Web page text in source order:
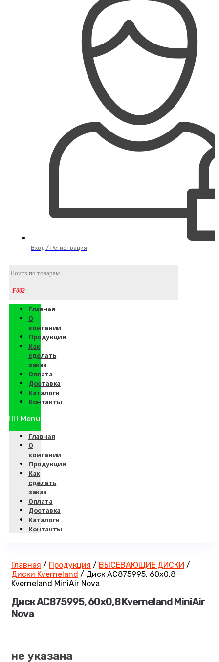
Вход / Регистрация
Главная
О
компании
Продукция
Как
сделать
заказ
Оплата
Доставка
Каталоги
Контакты
Menu
Главная
О
компании
Продукция
Как
сделать
заказ
Оплата
Доставка
Каталоги
Контакты
Главная / Продукция / ВЫСЕВАЮЩИЕ ДИСКИ /
Диски Kverneland / Диск AC875995, 60х0,8
Kverneland MiniAir Nova
Диск AC875995, 60х0,8 Kverneland MiniAir
Nova
не указана